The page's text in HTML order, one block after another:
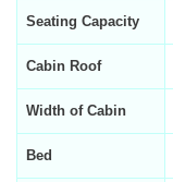
Seating Capacity
Cabin Roof
Width of Cabin
Bed